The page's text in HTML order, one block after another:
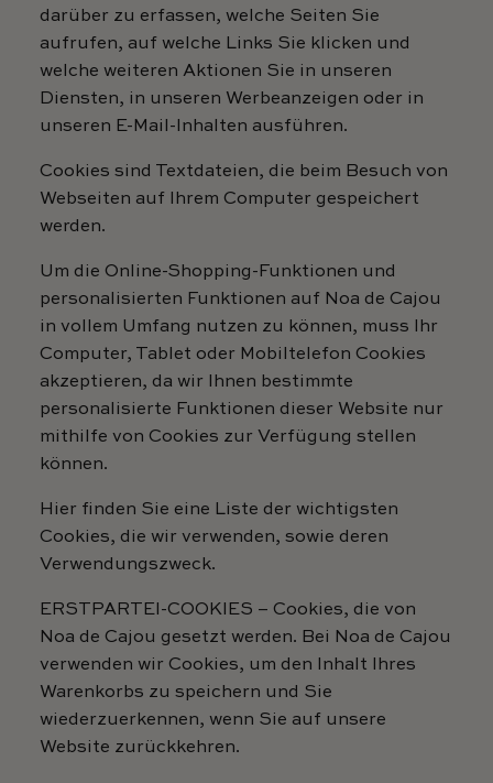
darüber zu erfassen, welche Seiten Sie
aufrufen, auf welche Links Sie klicken und
welche weiteren Aktionen Sie in unseren
Diensten, in unseren Werbeanzeigen oder in
unseren E-Mail-Inhalten ausführen.
Cookies sind Textdateien, die beim Besuch von
Webseiten auf Ihrem Computer gespeichert
werden.
Um die Online-Shopping-Funktionen und
personalisierten Funktionen auf Noa de Cajou
in vollem Umfang nutzen zu können, muss Ihr
Computer, Tablet oder Mobiltelefon Cookies
akzeptieren, da wir Ihnen bestimmte
personalisierte Funktionen dieser Website nur
mithilfe von Cookies zur Verfügung stellen
können.
Hier finden Sie eine Liste der wichtigsten
Cookies, die wir verwenden, sowie deren
Verwendungszweck.
ERSTPARTEI-COOKIES – Cookies, die von
Noa de Cajou gesetzt werden. Bei Noa de Cajou
verwenden wir Cookies, um den Inhalt Ihres
Warenkorbs zu speichern und Sie
wiederzuerkennen, wenn Sie auf unsere
Website zurückkehren.